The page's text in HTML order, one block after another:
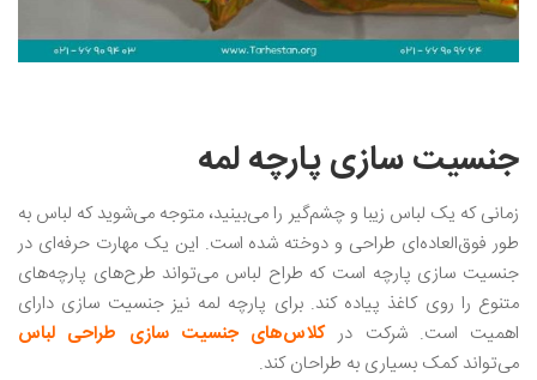
جنسیت سازی پارچه لمه
زمانی که یک لباس زیبا و چشم‌گیر را می‌بینید، متوجه می‌شوید که لباس به
طور فوق‌العاده‌ای طراحی و دوخته شده است. این یک مهارت حرفه‌ای در
جنسیت سازی پارچه است که طراح لباس می‌تواند طرح‌های پارچه‌های
متنوع را روی کاغذ پیاده کند. برای پارچه لمه نیز جنسیت سازی دارای
اهمیت است. شرکت در کلاس‌های جنسیت سازی طراحی لباس
می‌تواند کمک بسیاری به طراحان کند.